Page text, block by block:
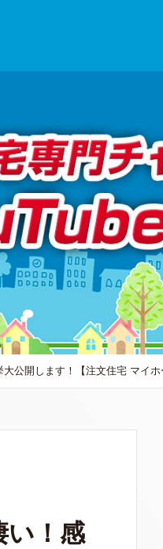
公開します！【注文住宅 マイホ
い！感